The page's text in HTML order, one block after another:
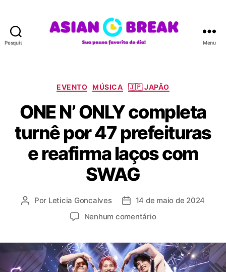
Pesquisar
A
B
R
E
A
Menu
C
t
e
g
a
EVENTO MÚSICA 🇯🇵 JAPÃO
ONE N’ ONLY completa
turnê por 47 prefeituras
e reafirma laços com
SWAG
A
r
d
o
Por Leticia Goncalves
D
d
e
p
14 de maio de 2024
Nenhum comentárioe
N
E